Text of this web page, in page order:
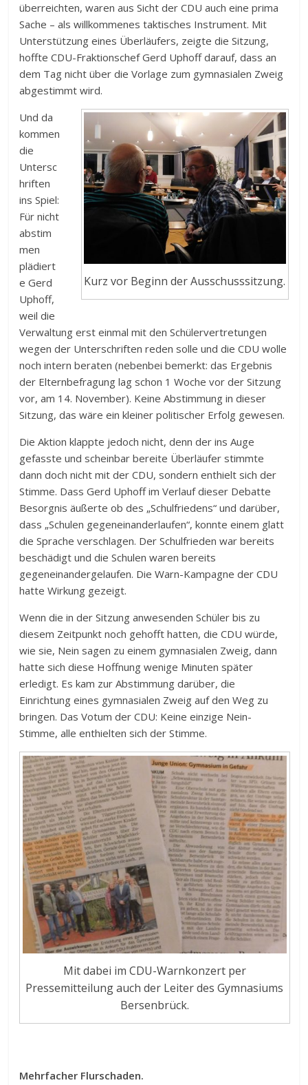
überreichten, waren aus Sicht der CDU auch eine prima
Sache – als willkommenes taktisches Instrument. Mit
Unterstützung eines Überläufers, zeigte die Sitzung,
hoffte CDU-Fraktionschef Gerd Uphoff darauf, dass an
dem Tag nicht über die Vorlage zum gymnasialen Zweig
abgestimmt wird.
Kurz vor Beginn der Ausschusssitzung.
Und da
kommen
die
Untersc
hriften
ins Spiel:
Für nicht
abstim
men
plädiert
e Gerd
Uphoff,
weil die
Verwaltung erst einmal mit den Schülervertretungen
wegen der Unterschriften reden solle und die CDU wolle
noch intern beraten (nebenbei bemerkt: das Ergebnis
der Elternbefragung lag schon 1 Woche vor der Sitzung
vor, am 14. November). Keine Abstimmung in dieser
Sitzung, das wäre ein kleiner politischer Erfolg gewesen.
Die Aktion klappte jedoch nicht, denn der ins Auge
gefasste und scheinbar bereite Überläufer stimmte
dann doch nicht mit der CDU, sondern enthielt sich der
Stimme. Dass Gerd Uphoff im Verlauf dieser Debatte
Besorgnis äußerte ob des „Schulfriedens“ und darüber,
dass „Schulen gegeneinanderlaufen“, konnte einem glatt
die Sprache verschlagen. Der Schulfrieden war bereits
beschädigt und die Schulen waren bereits
gegeneinandergelaufen. Die Warn-Kampagne der CDU
hatte Wirkung gezeigt.
Wenn die in der Sitzung anwesenden Schüler bis zu
diesem Zeitpunkt noch gehofft hatten, die CDU würde,
wie sie, Nein sagen zu einem gymnasialen Zweig, dann
hatte sich diese Hoffnung wenige Minuten später
erledigt. Es kam zur Abstimmung darüber, die
Einrichtung eines gymnasialen Zweig auf den Weg zu
bringen. Das Votum der CDU: Keine einzige Nein-
Stimme, alle enthielten sich der Stimme.
Mit dabei im CDU-Warnkonzert per
Pressemitteilung auch der Leiter des Gymnasiums
Bersenbrück.
Mehrfacher Flurschaden.